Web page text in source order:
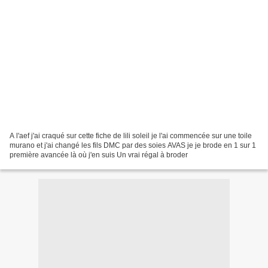
A l'aef j'ai craqué sur cette fiche de lili soleil je l'ai commencée sur une toile
murano et j'ai changé les fils DMC par des soies AVAS je je brode en 1 sur 1
première avancée là où j'en suis Un vrai régal à broder